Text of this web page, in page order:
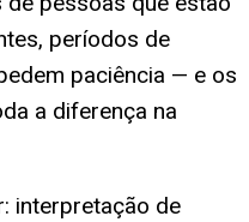
períodos de
paciência — e os
a diferença na
interpretação de